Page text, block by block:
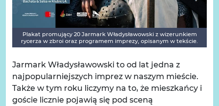
Plakat promujący 20 Jarmark Władysławowski z wizerunkiem
rycerza w zbroi oraz programem imprezy, opisanym w tekście.
Jarmark Władysławowski to od lat jedna z
najpopularniejszych imprez w naszym mieście.
Także w tym roku liczymy na to, że mieszkańcy i
goście licznie pojawią się pod sceną